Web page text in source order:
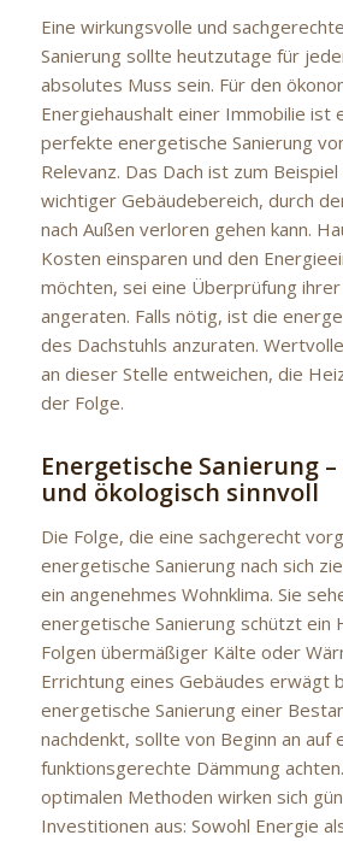
Eine wirkungsvolle und
Sanierung sollte heutzutage für
absolutes Muss sein. Für den
Energiehaushalt einer Immobilie ist
perfekte energetische Sanierung
Relevanz. Das Dach ist zum
wichtiger Gebäudebereich, durch
nach Außen verloren gehen kann.
Kosten einsparen und den
möchten, sei eine Überprüfung
angeraten. Falls nötig, ist die
des Dachstuhls anzuraten.
an dieser Stelle entweichen, die
der Folge.
Energetische Sanierung
und ökologisch sinnvoll
Die Folge, die eine sachgerecht
energetische Sanierung nach sich
ein angenehmes Wohnklima. Sie
energetische Sanierung schützt ein
Folgen übermäßiger Kälte oder
Errichtung eines Gebäudes erwägt
energetische Sanierung einer
nachdenkt, sollte von Beginn an auf
funktionsgerechte Dämmung
optimalen Methoden wirken sich
Investitionen aus: Sowohl Energie